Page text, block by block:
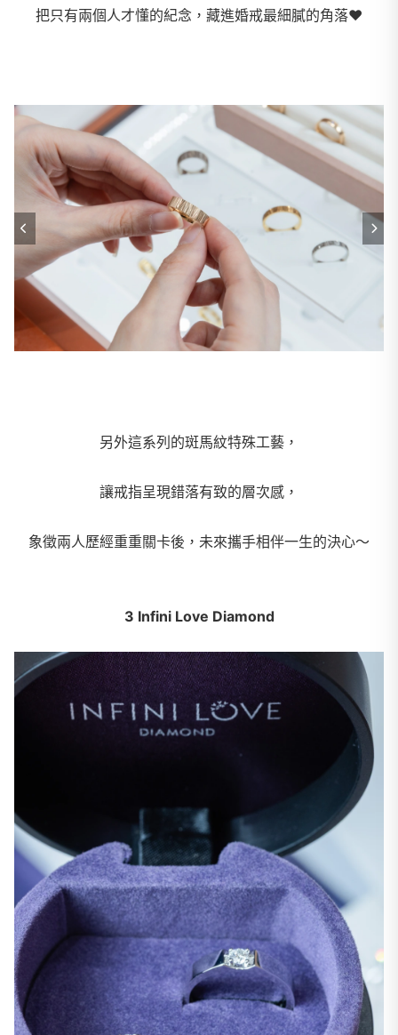
把只有兩個人才懂的紀念，藏進婚戒最細膩的角落❤
另外這系列的斑馬紋特殊工藝，
讓戒指呈現錯落有致的層次感，
象徵兩人歷經重重關卡後，未來攜手相伴一生的決心～
3 Infini Love Diamond